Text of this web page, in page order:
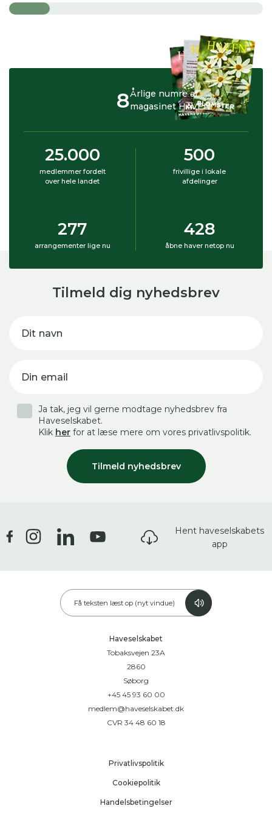
Årlige numre af
magasinet HAVEN
8
25.000
medlemmer fordelt
over hele landet
500
frivillige i lokale
afdelinger
277
arrangementer lige nu
428
åbne haver netop nu
Tilmeld dig nyhedsbrev
Dit navn
Din email
Tilmeld nyhedsbrev
Ja tak, jeg vil gerne modtage nyhedsbrev fra
Haveselskabet.
Klik her for at læse mere om vores privatlivspolitik.
Hent haveselskabets
app
Få teksten læst op (nyt vindue)
Haveselskabet
Tobaksvejen 23A
2860
Søborg
+45 45 93 60 00
medlem@haveselskabet.dk
CVR 34 48 60 18
Privatlivspolitik
Cookiepolitik
Handelsbetingelser